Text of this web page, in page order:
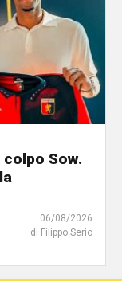
Sow.
06/08/2026
di Filippo Serio